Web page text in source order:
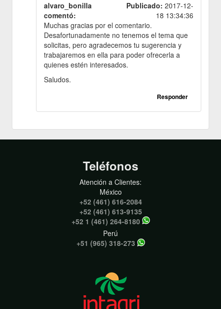
alvaro_bonilla
comentó:
Publicado: 2017-12-
18 13:34:36
Muchas gracias por el comentario.
Desafortunadamente no tenemos el tema que
solicitas, pero agradecemos tu sugerencia y
trabajaremos en ella para poder ofrecerla a
quienes estén interesados.
Saludos.
Responder
Teléfonos
Atención a Clientes:
México
+52 (461) 616-2084
+52 (461) 613-9135
+52 1 (461) 264-8180
Perú
+51 (965) 318-273